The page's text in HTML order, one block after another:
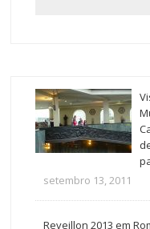
setembro 13, 2011
Reveillon 2013 em